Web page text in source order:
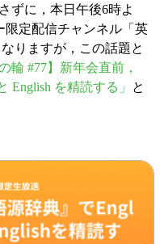
ずに，本日午後6時よ
限定配信チャンネル「英
りますが，この話題と
輪 #77】新年会直前，
English を精読する」
と